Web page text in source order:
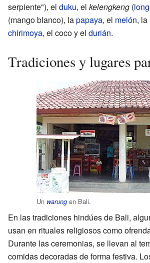
serpiente"), el duku, el kelengkeng (
(mango blanco), lapapaya, el melón, la
chirimoya, el coco y el durián.
Tradiciones y lugares
Un warung en Bali.
En las tradiciones hindúes de Bali,
usan en rituales religiosos como
Durante las ceremonias, se llevan al
comidas decoradas de forma festiva.